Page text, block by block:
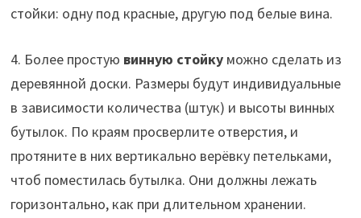
стойки: одну под красные, другую под белые вина.
4. Более простую винную стойкуможно сделать из
деревянной доски. Размеры будут индивидуальные
в зависимости количества (штук) и высоты винных
бутылок. По краям просверлите отверстия, и
протяните в них вертикально верёвку петельками,
чтоб поместилась бутылка. Они должны лежать
горизонтально, как при длительном хранении.